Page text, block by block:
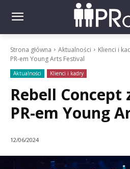
Strona główna Aktualności Klienci i
PR-em Young Arts Festival
Aktualności Klienci i kadry
Rebell Concept
PR-em Young
12/06/2024